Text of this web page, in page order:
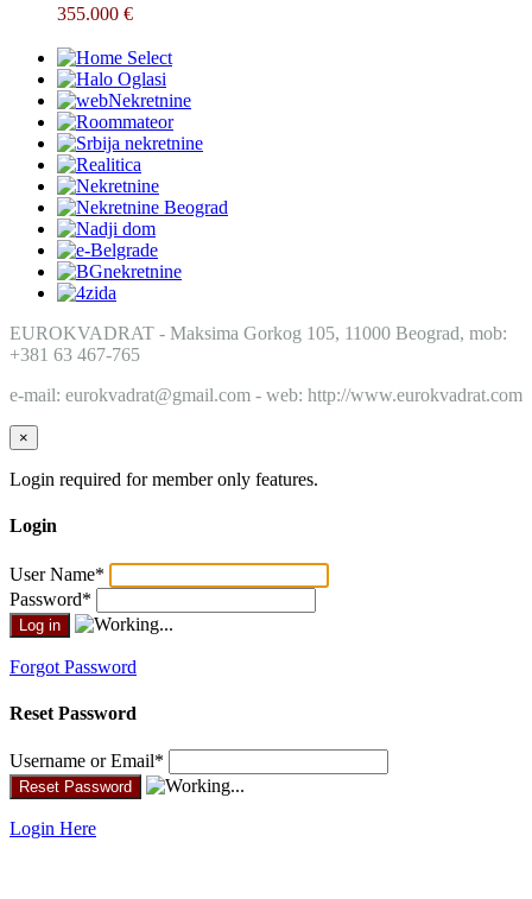
355.000 €
EUROKVADRAT - Maksima Gorkog 105, 11000 Beograd, mob:
+381 63 467-765
e-mail: eurokvadrat@gmail.com - web: http://www.eurokvadrat.com
×
Login required for member only features.
Login
User Name*
Password*
Forgot Password
Reset Password
Username or Email*
Login Here